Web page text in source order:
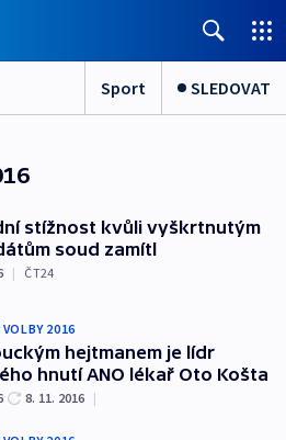
Sport SLEDOVAT
stížnost kvůli vyškrtnutým
soud zamítl
| ČT24
2016
hejtmanem je lídr
hnutí ANO lékař Oto Košta
8. 11. 2016 |